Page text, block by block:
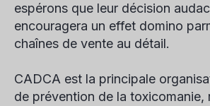
espérons que leur décision
encouragera un effet domino
chaînes de vente au détail.
CADCA est la principale
de prévention de la toxicomanie,